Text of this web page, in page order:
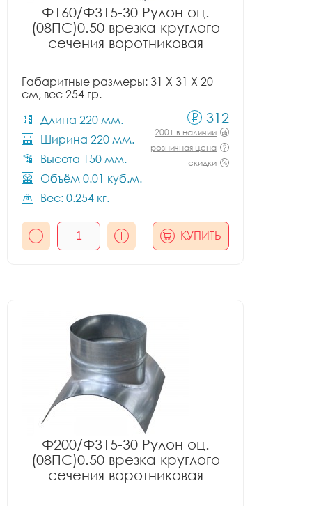
Ф160/Ф315-30 Рулон оц.
(08ПС)0.50 врезка круглого
сечения воротниковая
Габаритные размеры: 31 X 31 X 20
см, вес 254 гр.
Длина 220 мм.
Ширина 220 мм.
Высота 150 мм.
Объём 0.01 куб.м.
Вес: 0.254 кг.
312
200+ в наличии
розничная цена
скидки
КУПИТЬ
Ф200/Ф315-30 Рулон оц.
(08ПС)0.50 врезка круглого
сечения воротниковая